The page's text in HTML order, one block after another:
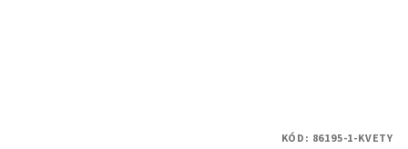
KÓD: 86195-1-KVETY